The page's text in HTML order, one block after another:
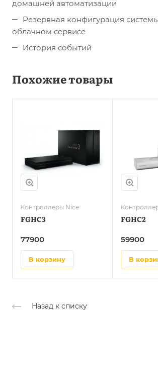
домашней автоматизации
Резервная конфигурация
облачном сервисе
История событий
Похожие товары
Контроллеры Nice
FGHC3
77900
в корзину
FGHC2
59900
в
Назад к списку